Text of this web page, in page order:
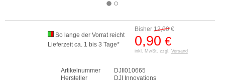
Bisher 12,00€
0,90 €
inkl. MwSt. zzgl. Versand
So lange der Vorrat reicht
Lieferzeit ca. 1 bis 3 Tage*
Artikelnummer
DJII010665
Hersteller
DJI Innovations